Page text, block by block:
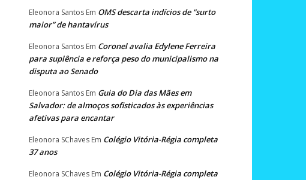
Eleonora Santos Em OMS descarta indícios de “surto
maior” de hantavírus
Eleonora Santos Em Coronel avalia Edylene Ferreira
para suplência e reforça peso do municipalismo na
disputa ao Senado
Eleonora Santos Em Guia do Dia das Mães em
Salvador: de almoços sofisticados às experiências
afetivas para encantar
Eleonora SChaves Em Colégio Vitória-Régia completa
37 anos
Eleonora SChaves Em Colégio Vitória-Régia completa